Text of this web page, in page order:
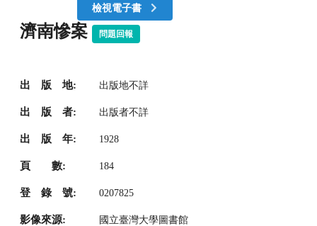
檢視電子書
濟南慘案 問題回報
出 版 地: 出版地不詳
出 版 者: 出版者不詳
出 版 年: 1928
頁 數: 184
登 錄 號: 0207825
影像來源: 國立臺灣大學圖書館